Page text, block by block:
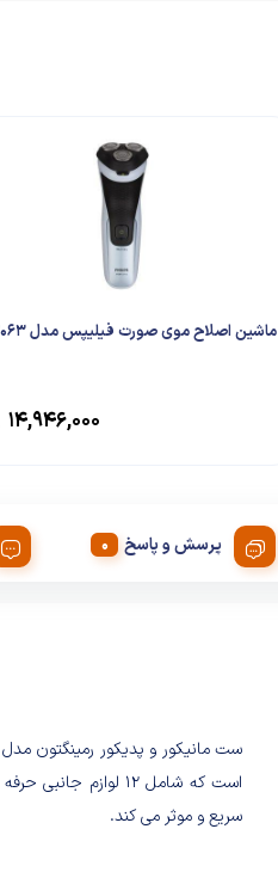
ماشین اصلاح موی صورت فیلیپس مدل X3063
۱۴,۹۴۶,۰۰۰
پرسش و پاسخ
است که شامل 12
سریع و موثر می کند.